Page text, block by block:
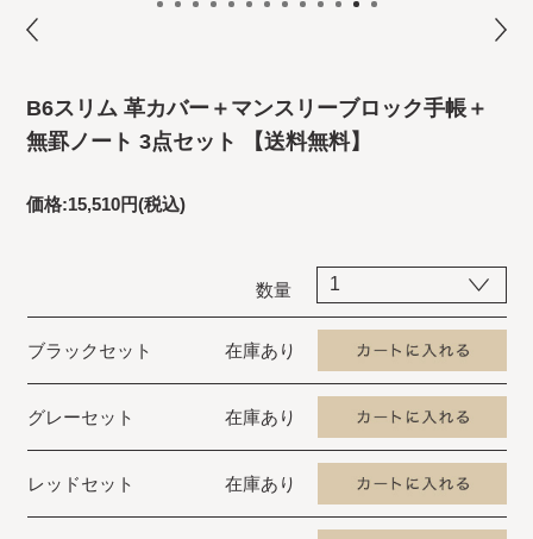
B6スリム 革カバー＋マンスリーブロック手帳＋
無罫ノート 3点セット 【送料無料】
価格:15,510円(税込)
数量
ブラックセット 在庫あり
グレーセット 在庫あり
レッドセット 在庫あり